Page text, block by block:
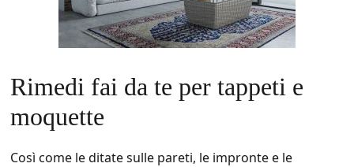
Rimedi fai da te per tappeti e
moquette
Così come le ditate sulle pareti, le impronte e le